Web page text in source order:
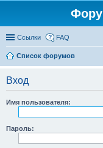
Ссылки FAQ
Список форумов
Вход
Имя пользователя:
Пароль: